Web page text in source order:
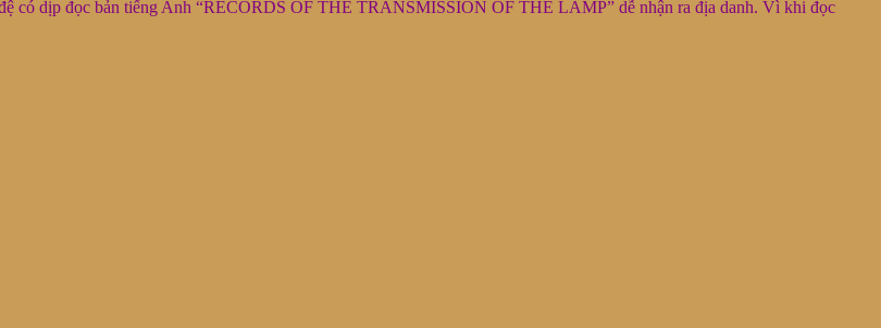
có dịp đọc bản tiếng Anh “RECORDS OF THE TRANSMISSION OF THE LAMP” dễ nhận ra địa danh. Vì khi đọc